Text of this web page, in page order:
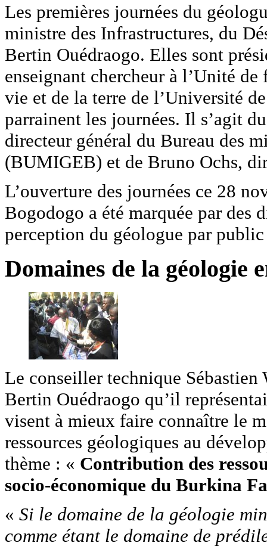
Les premières journées du
ministre des Infrastructures, du
Bertin Ouédraogo. Elles sont
enseignant chercheur à l’Unité
vie et de la terre de l’Université
parrainent les journées. Il s’agit
directeur général du Bureau des
(BUMIGEB) et de Bruno Ochs,
L’ouverture des journées ce 28
Bogodogo a été marquée par des
perception du géologue par
Domaines de la géologie
Le conseiller technique
Bertin Ouédraogo qu’il
visent à mieux faire connaître le
ressources géologiques au
thème : « Contribution des
socio-économique du Burkina
« Si le domaine de la géologie
comme étant le domaine de